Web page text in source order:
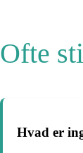
Ofte
Hvad er